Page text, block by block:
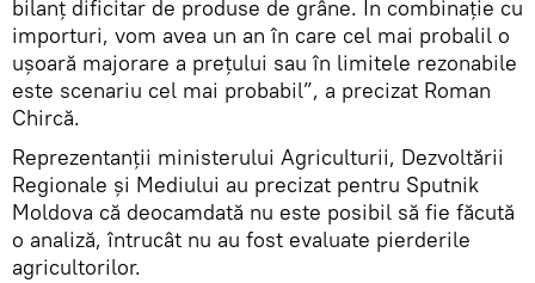
bilanț dificitar de produse de grâne. În combinație cu
importuri, vom avea un an în care cel mai probalil o
ușoară majorare a prețului sau în limitele rezonabile
este scenariu cel mai probabil”, a precizat Roman
Chircă.
Reprezentanții ministerului Agriculturii, Dezvoltării
Regionale şi Mediului au precizat pentru Sputnik
Moldova că deocamdată nu este posibil să fie făcută
o analiză, întrucât nu au fost evaluate pierderile
agricultorilor.